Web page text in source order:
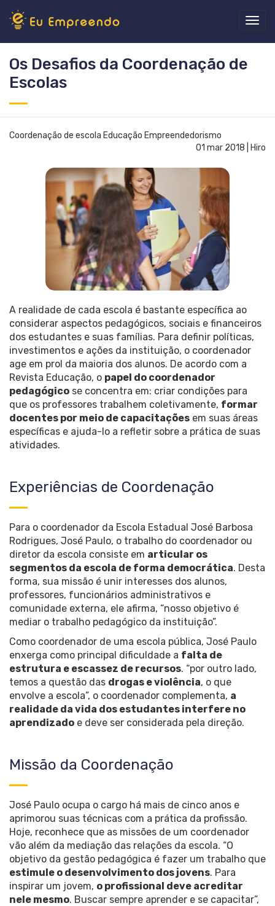
Os Desafios da Coordenação de
Escolas
Coordenação de escola Educação Empreendedorismo
01 mar 2018 | Hiro
A realidade de cada escola é bastante específica ao
considerar aspectos pedagógicos, sociais e financeiros
dos estudantes e suas famílias. Para definir políticas,
investimentos e ações da instituição, o coordenador
age em prol da maioria dos alunos. De acordo com a
Revista Educação, o papel do coordenador
pedagógico se concentra em: criar condições para
que os professores trabalhem coletivamente, formar
docentes por meio de capacitações em suas áreas
específicas e ajuda-lo a refletir sobre a prática de suas
atividades.
Experiências de Coordenação
Para o coordenador da Escola Estadual José Barbosa
Rodrigues, José Paulo, o trabalho do coordenador ou
diretor da escola consiste em articular os
segmentos da escola de forma democrática. Desta
forma, sua missão é unir interesses dos alunos,
professores, funcionários administrativos e
comunidade externa, ele afirma, “nosso objetivo é
mediar o trabalho pedagógico da instituição”.
Como coordenador de uma escola pública, José Paulo
enxerga como principal dificuldade a falta de
estrutura e escassez de recursos. “por outro lado,
temos a questão das drogas e violência, o que
envolve a escola”, o coordenador complementa, a
realidade da vida dos estudantes interfere no
aprendizado e deve ser considerada pela direção.
Missão da Coordenação
José Paulo ocupa o cargo há mais de cinco anos e
aprimorou suas técnicas com a prática da profissão.
Hoje, reconhece que as missões de um coordenador
vão além da mediação das relações da escola. “O
objetivo da gestão pedagógica é fazer um trabalho que
estimule o desenvolvimento dos jovens. Para
inspirar um jovem, o profissional deve acreditar
nele mesmo. Buscar sempre aprender e se capacitar”,